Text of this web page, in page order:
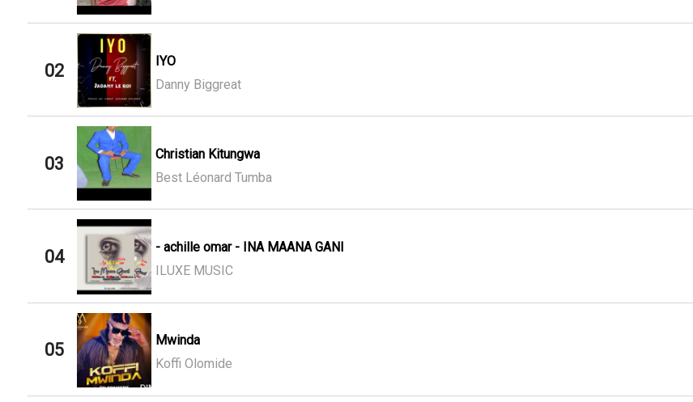
02
IYO
Danny Biggreat
03
Christian Kitungwa
Best Léonard Tumba
04
- achille omar - INA MAANA GANI
ILUXE MUSIC
05
Mwinda
Koffi Olomide